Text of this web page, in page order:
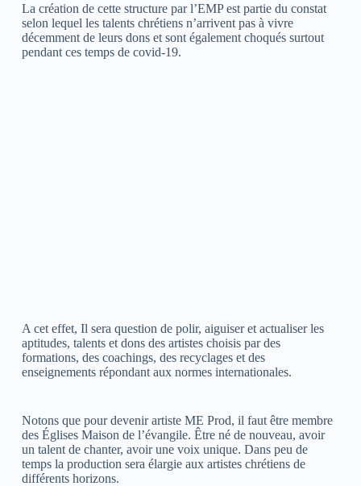
La création de cette structure par l’EMP est partie du constat
selon lequel les talents chrétiens n’arrivent pas à vivre
décemment de leurs dons et sont également choqués surtout
pendant ces temps de covid-19.
A cet effet, Il sera question de polir, aiguiser et actualiser les
aptitudes, talents et dons des artistes choisis par des
formations, des coachings, des recyclages et des
enseignements répondant aux normes internationales.
Notons que pour devenir artiste ME Prod, il faut être membre
des Églises Maison de l’évangile. Être né de nouveau, avoir
un talent de chanter, avoir une voix unique. Dans peu de
temps la production sera élargie aux artistes chrétiens de
différents horizons.